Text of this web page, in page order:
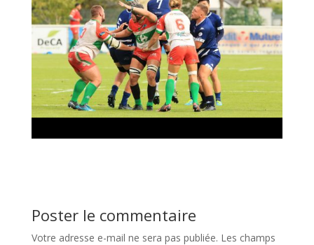
Poster le commentaire
Votre adresse e-mail ne sera pas publiée. Les champs